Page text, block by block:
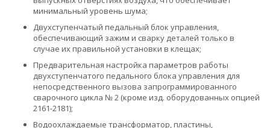
минимальный уровень шума;
Двухступенчатый педальный блок управления,
обеспечивающий зажим и сварку деталей только в
случае их правильной установки в клещах;
Предварительная настройка параметров работы
двухступенчатого педального блока управления для
непосредственного вызова запрограммированного
сварочного цикла № 2 (кроме изд. оборудованных опцией
2161-2181);
Водоохлаждаемые трансформатор, пластины,